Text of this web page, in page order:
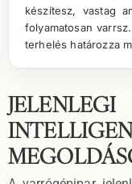
készítesz, vastag
folyamatosan
terhelés határozza